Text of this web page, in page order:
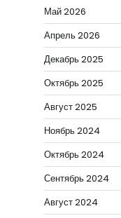
Май 2026
Апрель 2026
Декабрь 2025
Октябрь 2025
Август 2025
Ноябрь 2024
Октябрь 2024
Сентябрь 2024
Август 2024